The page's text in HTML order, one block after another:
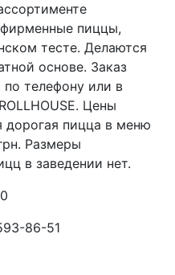
пиццы,
тесте. Делаются
основе. Заказ
телефону или в
Цены
дорогая пицца в меню
Размеры
в заведении нет.
86-51